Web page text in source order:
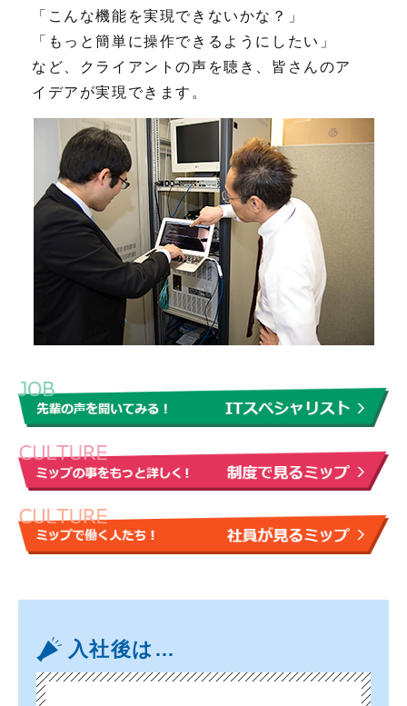
「こんな機能を実現できないかな？」
「もっと簡単に操作できるようにしたい」
など、クライアントの声を聴き、皆さんのア
イデアが実現できます。
入社後は…